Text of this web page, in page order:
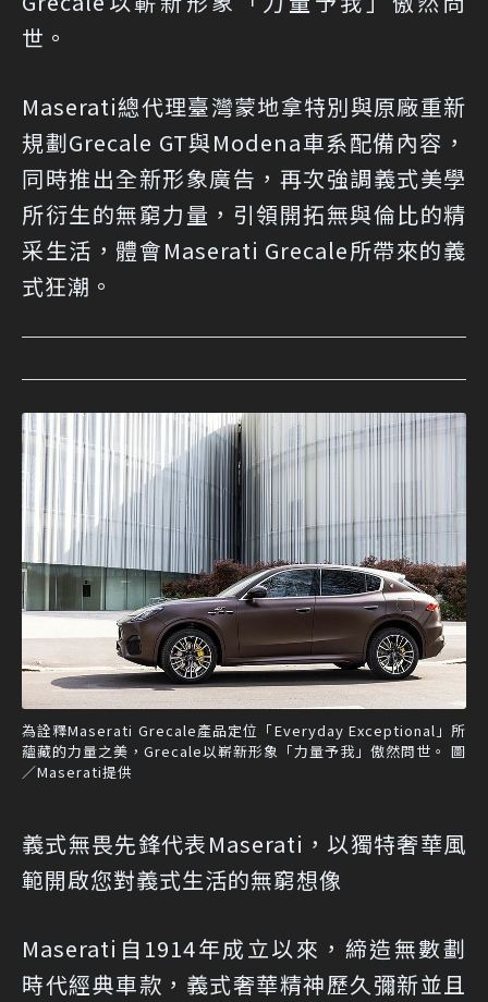
世。
Maserati總代理臺灣蒙地拿特別與原廠重新
規劃Grecale GT與Modena車系配備內容，
同時推出全新形象廣告，再次強調義式美學
所衍生的無窮力量，引領開拓無與倫比的精
采生活，體會Maserati Grecale所帶來的義
式狂潮。
為詮釋Maserati Grecale產品定位「Everyday Exceptional」所
蘊藏的力量之美，Grecale以嶄新形象「力量予我」傲然問世。 圖
／Maserati提供
義式無畏先鋒代表Maserati，以獨特奢華風
範開啟您對義式生活的無窮想像
Maserati自1914年成立以來，締造無數劃
時代經典車款，義式奢華精神歷久彌新並且